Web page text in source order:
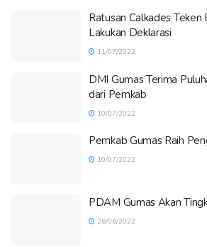
Ratusan Calkades
Lakukan Deklarasi
11/07/2022
DMI Gumas Terima
dari Pemkab
10/07/2022
Pemkab Gumas Raih
10/07/2022
PDAM Gumas Akan
26/06/2022